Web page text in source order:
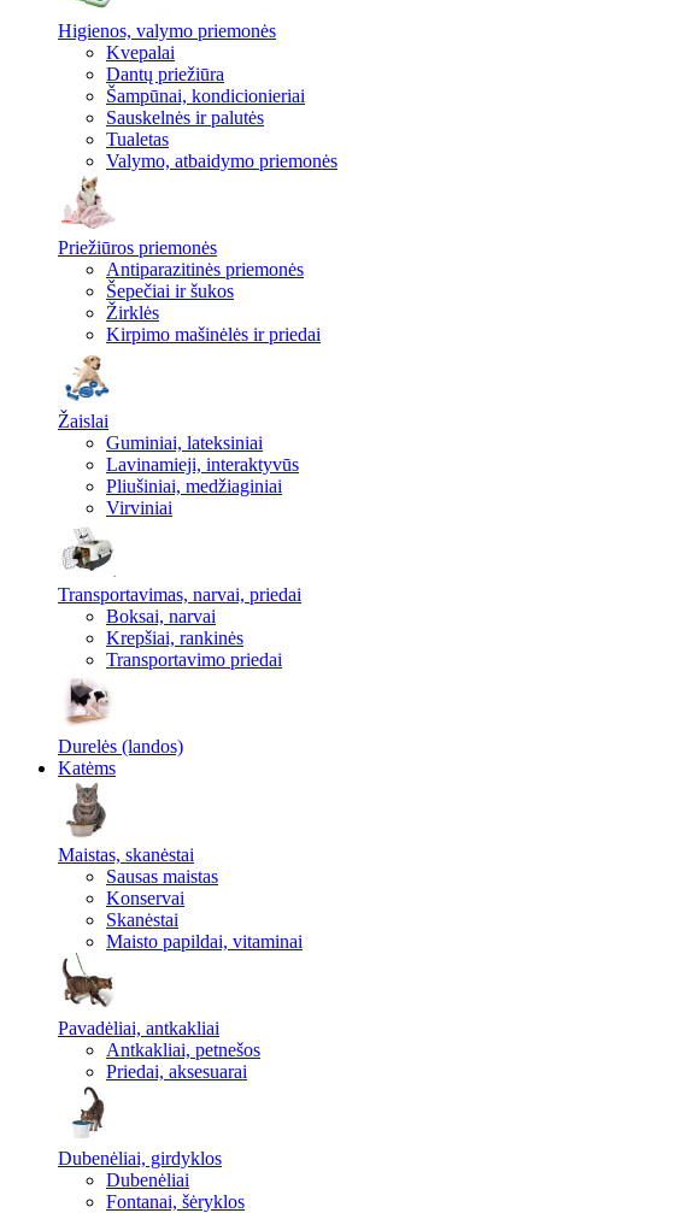
Higienos, valymo priemonės
Kvepalai
Dantų priežiūra
Šampūnai, kondicionieriai
Sauskelnės ir palutės
Tualetas
Valymo, atbaidymo priemonės
Priežiūros priemonės
Antiparazitinės priemonės
Šepečiai ir šukos
Žirklės
Kirpimo mašinėlės ir priedai
Žaislai
Guminiai, lateksiniai
Lavinamieji, interaktyvūs
Pliušiniai, medžiaginiai
Virviniai
Transportavimas, narvai, priedai
Boksai, narvai
Krepšiai, rankinės
Transportavimo priedai
Durelės (landos)
Katėms
Maistas, skanėstai
Sausas maistas
Konservai
Skanėstai
Maisto papildai, vitaminai
Pavadėliai, antkakliai
Antkakliai, petnešos
Priedai, aksesuarai
Dubenėliai, girdyklos
Dubenėliai
Fontanai, šėryklos